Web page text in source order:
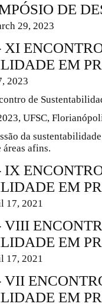
DE
29, 2023
XI
EM
2023
de
UFSC,
da
afins.
IX
EM
17, 2021
VIII
EM
17, 2021
VII
EM